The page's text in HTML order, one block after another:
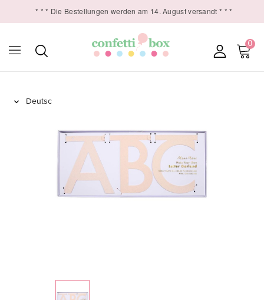
* * * Die Bestellungen werden am 14. August versandt * * *
0
